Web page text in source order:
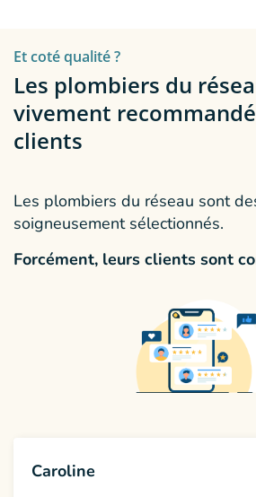
Et coté qualité ?
Les plombiers du
vivement
clients
Les plombiers du réseau sont
soigneusement sélectionnés.
Forcément, leurs clients sont
Caroline